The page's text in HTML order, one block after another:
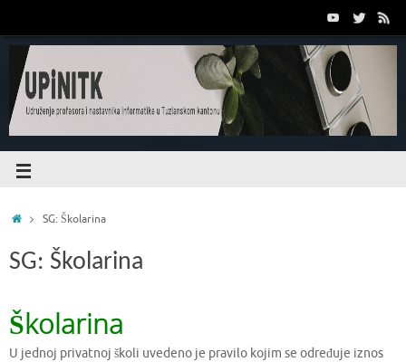
SG: Školarina
SG: Školarina
Školarina
U jednoj privatnoj školi uvedeno je pravilo kojim se određuje iznos